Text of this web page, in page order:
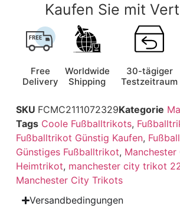
Kaufen Sie mit
Free
Delivery
Worldwide
Shipping
30-tägiger
Testzeitraum
SKU FCMC2111072329Kategorie
Tags Coole Fußballtrikots,
Fußballtrikot Günstig Kaufen,
Günstiges Fußballtrikot, Manchester
Heimtrikot, manchester city trikot
Manchester City Trikots
Versandbedingungen